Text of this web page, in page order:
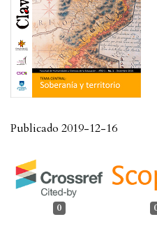
Publicado 2019-12-16
0